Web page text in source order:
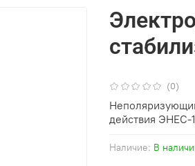
(0)
Наличие: В
действия ЭНЕС-